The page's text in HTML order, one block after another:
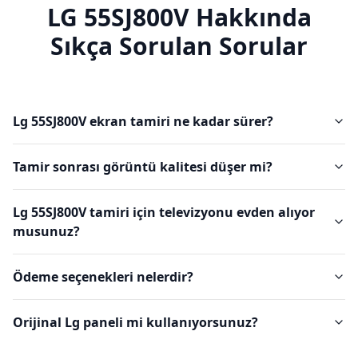
LG 55SJ800VHakkında
Sıkça Sorulan Sorular
Lg 55SJ800V ekran tamiri ne kadar sürer?
Tamir sonrası görüntü kalitesi düşer mi?
Lg 55SJ800V tamiri için televizyonu evden alıyor
musunuz?
Ödeme seçenekleri nelerdir?
Orijinal Lg paneli mi kullanıyorsunuz?